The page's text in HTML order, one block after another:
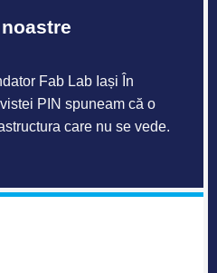
Fab Lab Iași În
PIN spuneam că o
care nu se vede.